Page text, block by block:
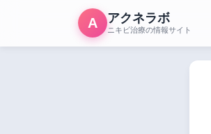
A アクネラボ
ニキビ治療の情報サイト